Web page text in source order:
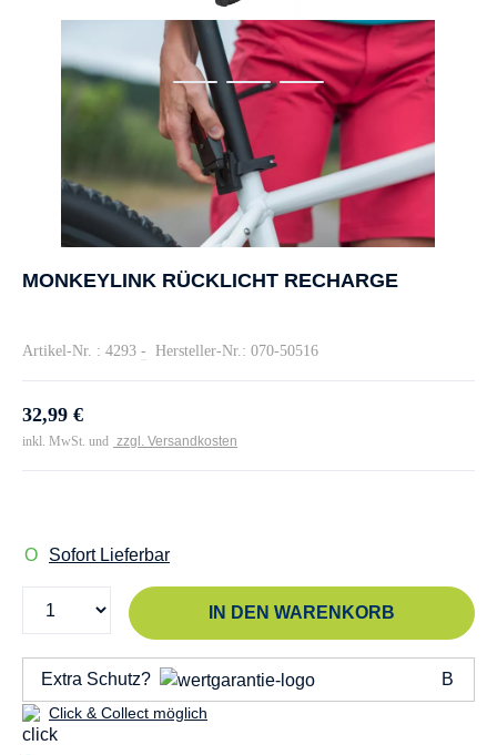
MONKEYLINK RÜCKLICHT RECHARGE
Artikel-Nr. : 4293 - Hersteller-Nr.: 070-50516
32,99 €
inkl. MwSt. und zzgl. Versandkosten
Sofort Lieferbar
IN DEN WARENKORB
Extra Schutz?
Click & Collect möglich